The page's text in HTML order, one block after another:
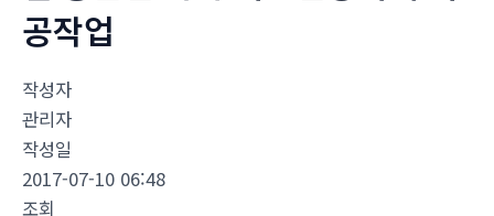
공작업
작성자
관리자
작성일
2017-07-10 06:48
조회